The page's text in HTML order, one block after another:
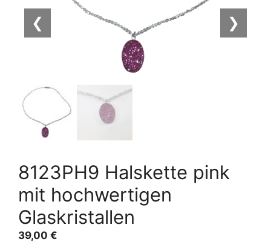
❮ ❯
8123PH9 Halskette pink
mit hochwertigen
Glaskristallen
39,00 €